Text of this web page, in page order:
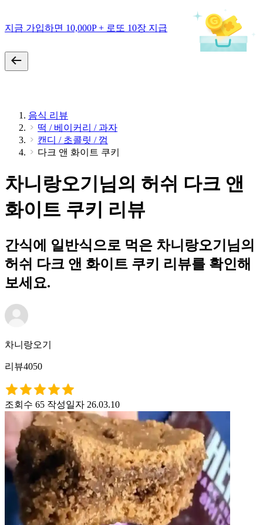
지금 가입하면 10,000P + 로또 10장 지급
음식 리뷰
떡 / 베이커리 / 과자
캔디 / 초콜릿 / 껌
다크 앤 화이트 쿠키
차니랑오기님의 허쉬 다크 앤
화이트 쿠키 리뷰
간식에 일반식으로 먹은 차니랑오기님의
허쉬 다크 앤 화이트 쿠키 리뷰를 확인해
보세요.
차니랑오기
리뷰4050
조회수 65 작성일자 26.03.10